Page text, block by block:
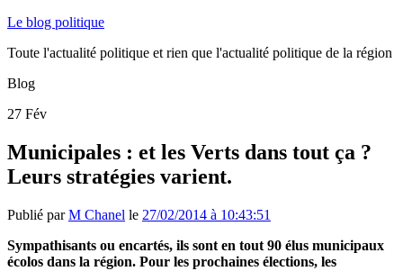
Le blog politique
Toute l'actualité politique et rien que l'actualité politique de la région
Blog
27 Fév
Municipales : et les Verts dans tout ça ?
Leurs stratégies varient.
Publié parM Chanel le 27/02/2014 à 10:43:51
Sympathisants ou encartés, ils sont en tout 90 élus municipaux
écolos dans la région. Pour les prochaines élections, les